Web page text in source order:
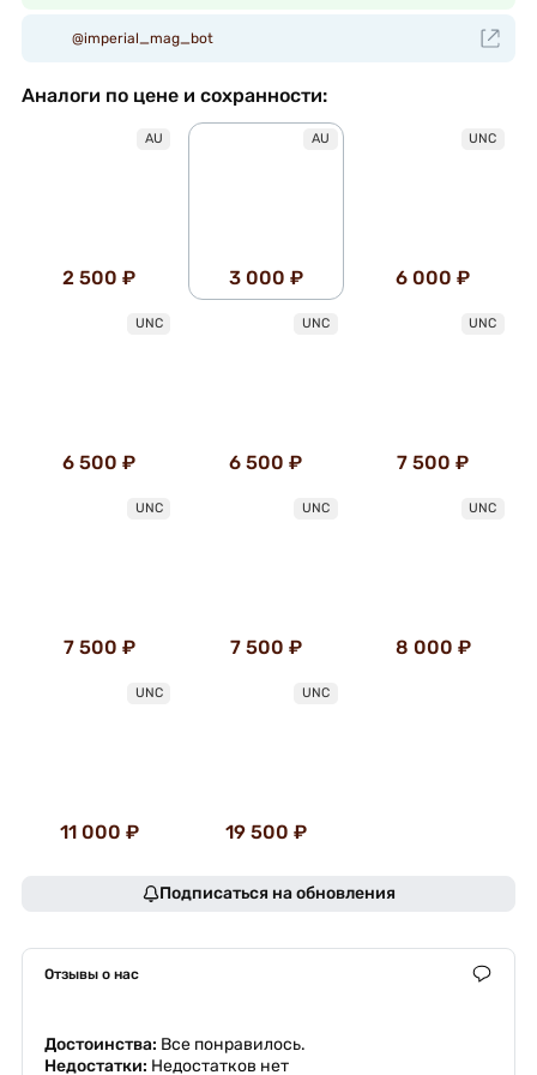
@imperial_mag_bot
Аналоги по цене и сохранности:
AU
2 500 ₽
AU
3 000 ₽
UNC
6 000 ₽
UNC
6 500 ₽
UNC
6 500 ₽
UNC
7 500 ₽
UNC
7 500 ₽
UNC
7 500 ₽
UNC
8 000 ₽
UNC
11 000 ₽
UNC
19 500 ₽
Подписаться на обновления
Отзывы о нас
Достоинства: Все понравилось.
Недостатки: Недостатков нет